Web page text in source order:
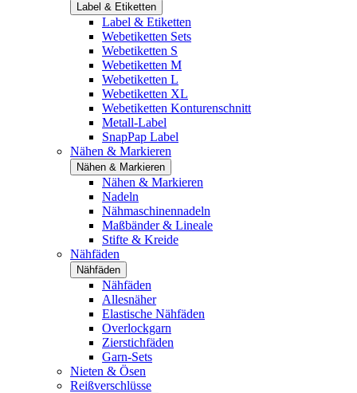
Label & Etiketten
Label & Etiketten
Webetiketten Sets
Webetiketten S
Webetiketten M
Webetiketten L
Webetiketten XL
Webetiketten Konturenschnitt
Metall-Label
SnapPap Label
Nähen & Markieren
Nähen & Markieren
Nähen & Markieren
Nadeln
Nähmaschinennadeln
Maßbänder & Lineale
Stifte & Kreide
Nähfäden
Nähfäden
Nähfäden
Allesnäher
Elastische Nähfäden
Overlockgarn
Zierstichfäden
Garn-Sets
Nieten & Ösen
Reißverschlüsse